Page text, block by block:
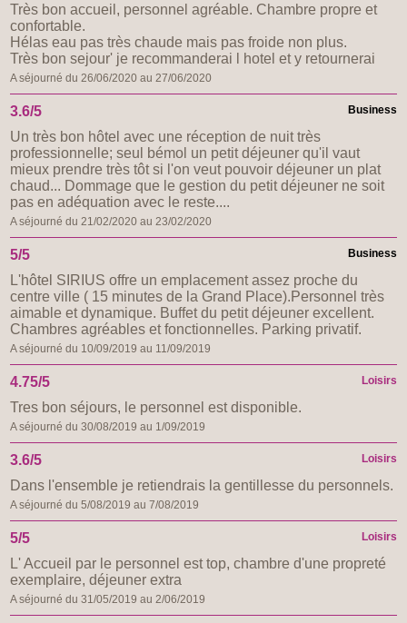
Très bon accueil, personnel agréable. Chambre propre et
confortable.
Hélas eau pas très chaude mais pas froide non plus.
Très bon sejour' je recommanderai l hotel et y retournerai
A séjourné du 26/06/2020 au 27/06/2020
Business
3.6/5
Un très bon hôtel avec une réception de nuit très
professionnelle; seul bémol un petit déjeuner qu'il vaut
mieux prendre très tôt si l'on veut pouvoir déjeuner un plat
chaud... Dommage que le gestion du petit déjeuner ne soit
pas en adéquation avec le reste....
A séjourné du 21/02/2020 au 23/02/2020
Business
5/5
L'hôtel SIRIUS offre un emplacement assez proche du
centre ville ( 15 minutes de la Grand Place).Personnel très
aimable et dynamique. Buffet du petit déjeuner excellent.
Chambres agréables et fonctionnelles. Parking privatif.
A séjourné du 10/09/2019 au 11/09/2019
Loisirs
4.75/5
Tres bon séjours, le personnel est disponible.
A séjourné du 30/08/2019 au 1/09/2019
Loisirs
3.6/5
Dans l'ensemble je retiendrais la gentillesse du personnels.
A séjourné du 5/08/2019 au 7/08/2019
Loisirs
5/5
L' Accueil par le personnel est top, chambre d'une propreté
exemplaire, déjeuner extra
A séjourné du 31/05/2019 au 2/06/2019